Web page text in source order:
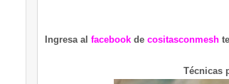
Ingresa al facebook de cositasconmesh
Técnicas